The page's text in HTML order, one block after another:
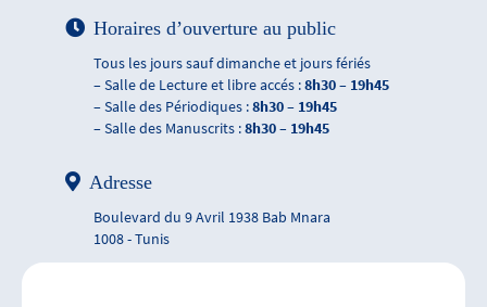
Horaires d’ouverture au public
Tous les jours sauf dimanche et jours fériés
– Salle de Lecture et libre accés :8h30 – 19h45
– Salle des Périodiques :8h30 – 19h45
– Salle des Manuscrits :8h30 – 19h45
Adresse
Boulevard du 9 Avril 1938 Bab Mnara
1008 - Tunis